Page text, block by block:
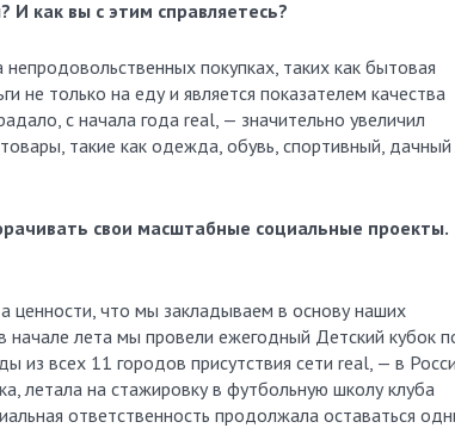
И как вы с этим справляетесь?
покупках, таких как бытовая
не только на еду и является показателем качества
с начала года real, — значительно увеличил
такие как одежда, обувь, спортивный, дачный
свои масштабные социальные проекты.
ценности, что мы закладываем в основу наших
лета мы провели ежегодный Детский кубок
из всех 11 городов присутствия сети real, — в
летала на стажировку в футбольную школу клуба
ответственность продолжала оставаться